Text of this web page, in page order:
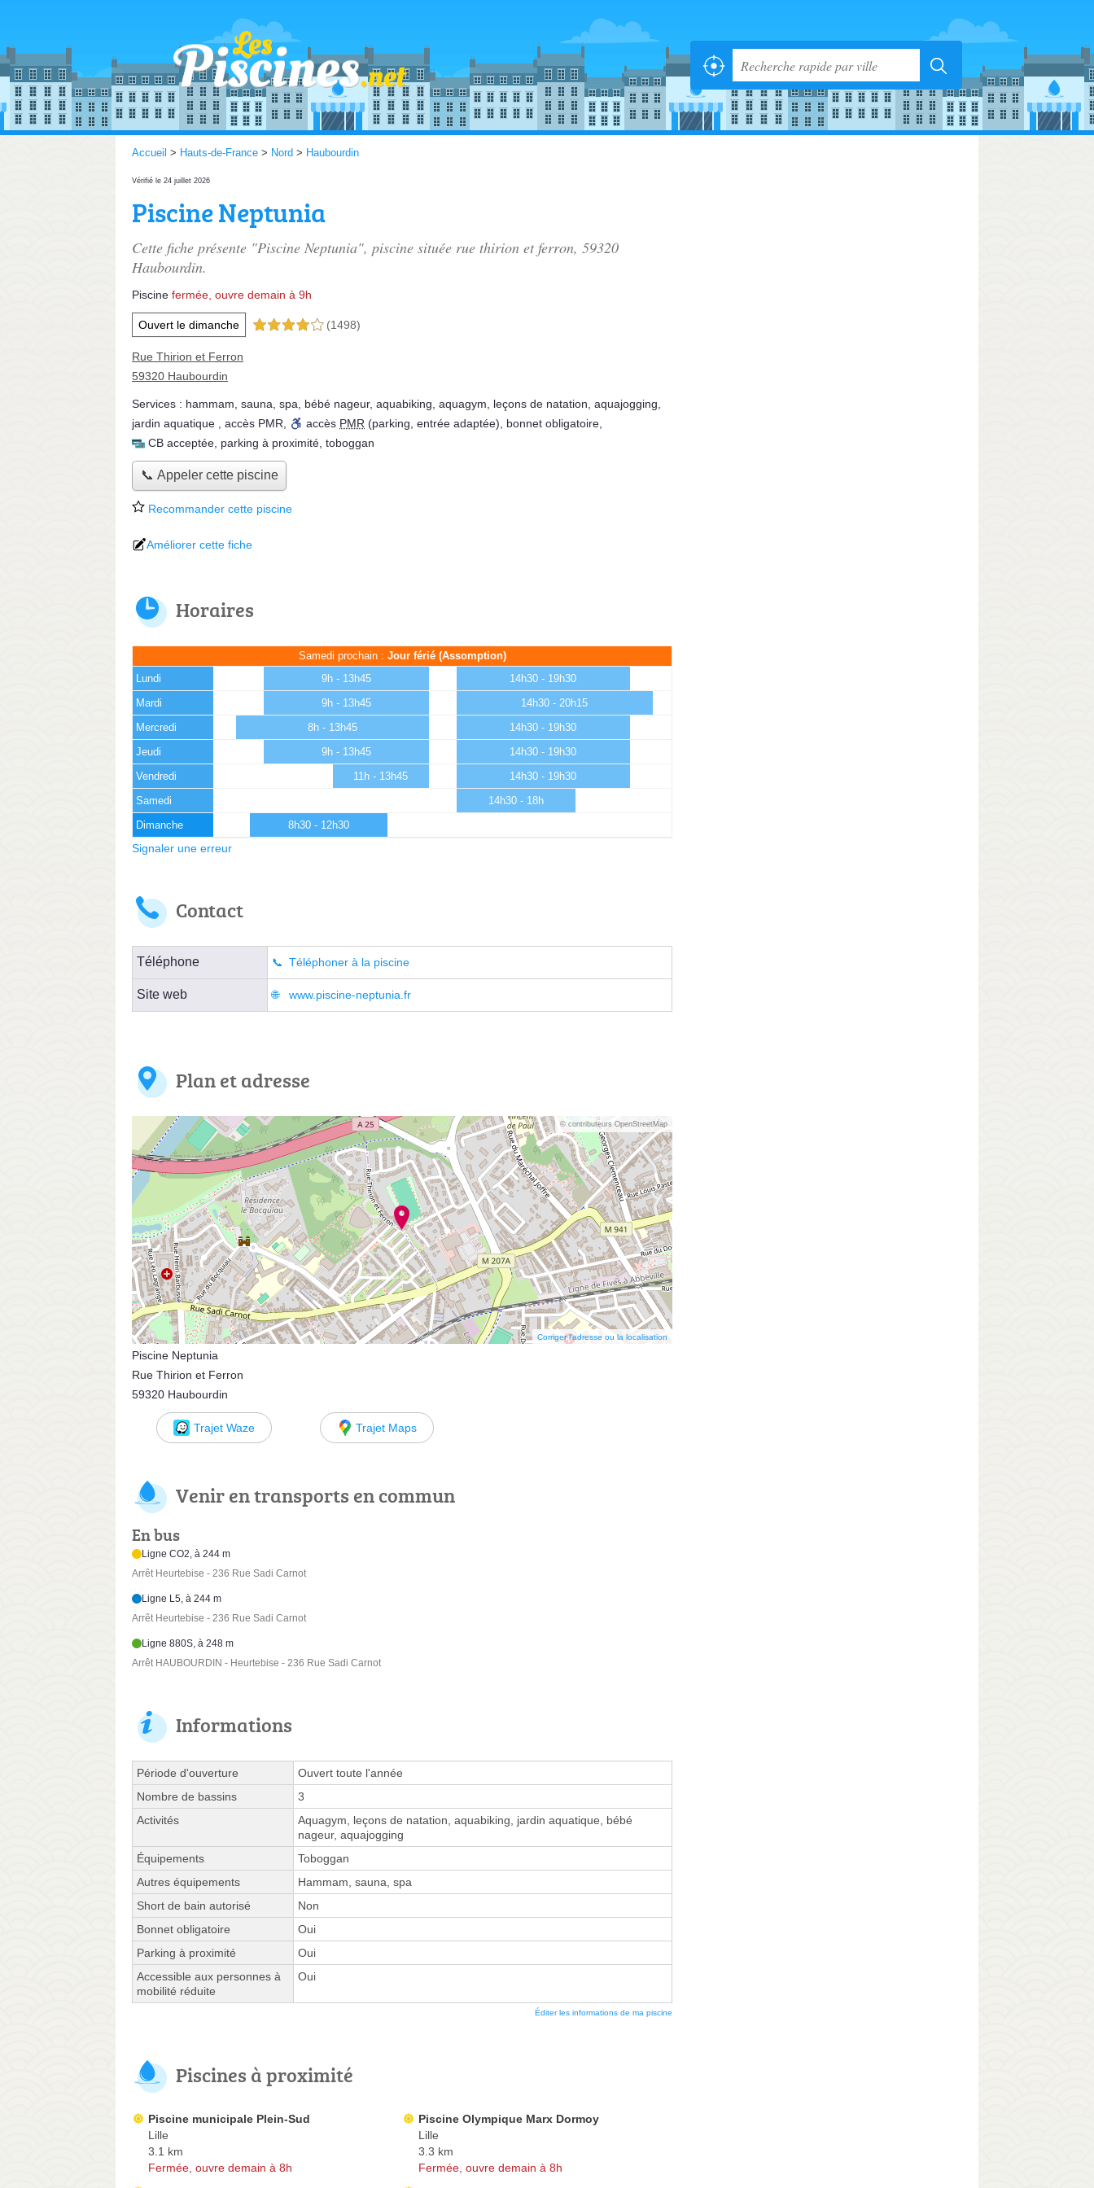
Accueil > Hauts-de-France > Nord > Haubourdin
Vérifié le 24 juillet 2026
Piscine Neptunia
Cette fiche présente "Piscine Neptunia", piscine située rue thirion et ferron, 59320
Haubourdin.
Piscine fermée, ouvre demain à 9h
Ouvert le dimanche 4,0 étoiles sur 5 (1498)
Rue Thirion et Ferron
59320 Haubourdin
Services : hammam sauna spa bébé nageur, aquabiking aquagym leçons de natation aquajogging
jardin aquatique
accès PMR accès PMR (parking, entrée adaptée) bonnet obligatoire
CB acceptée parking à proximité toboggan
📞 Appeler cette piscine
Recommander cette piscine
Améliorer cette fiche
Horaires
Samedi prochain : Jour férié (Assomption)
Lundi
9h - 13h45 14h30 - 19h30
Mardi 9h - 13h45 14h30 - 20h15
Mercredi 8h - 13h45 14h30 - 19h30
Jeudi 9h - 13h45 14h30 - 19h30
Vendredi 11h - 13h45 14h30 - 19h30
Samedi 14h30 - 18h
Dimanche 8h30 - 12h30
Signaler une erreur
Contact
Téléphone Téléphoner à la piscine
Site web www.piscine-neptunia.fr
Plan et adresse
© contributeurs OpenStreetMap
Corriger l’adresse ou la localisation
Piscine Neptunia
Rue Thirion et Ferron
59320 Haubourdin
Trajet Waze Trajet Maps
Venir en transports en commun
En bus
Ligne CO2, à 244 m
Arrêt Heurtebise - 236 Rue Sadi Carnot
Ligne L5, à 244 m
Arrêt Heurtebise - 236 Rue Sadi Carnot
Ligne 880S, à 248 m
Arrêt HAUBOURDIN - Heurtebise - 236 Rue Sadi Carnot
Informations
Période d'ouverture
Ouvert toute l'année
Nombre de bassins
3
Activités
Aquagym, leçons de natation, aquabiking, jardin aquatique, bébé
nageur, aquajogging
Équipements
Toboggan
Autres équipements
Hammam, sauna, spa
Short de bain autorisé
Non
Bonnet obligatoire
Oui
Parking à proximité
Oui
Accessible aux personnes à
mobilité réduite
Oui
Éditer les informations de ma piscine
Piscines à proximité
Piscine municipale Plein-Sud
Lille
3.1 km
Fermée, ouvre demain à 8h
Piscine Olympique Marx Dormoy
Lille
3.3 km
Fermée, ouvre demain à 8h